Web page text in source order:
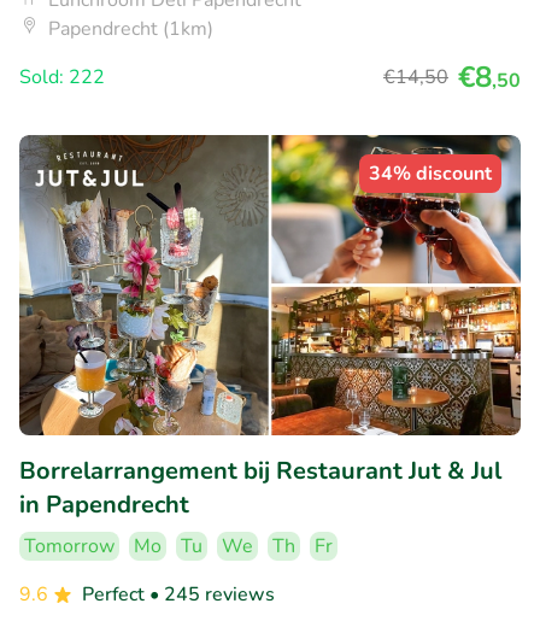
Papendrecht (1km)
Sold: 222
€14,50 €8,50
34% discount
Borrelarrangement bij Restaurant Jut & Jul
in Papendrecht
Tomorrow Mo Tu We Th
Fr
9.6
Perfect • 245 reviews